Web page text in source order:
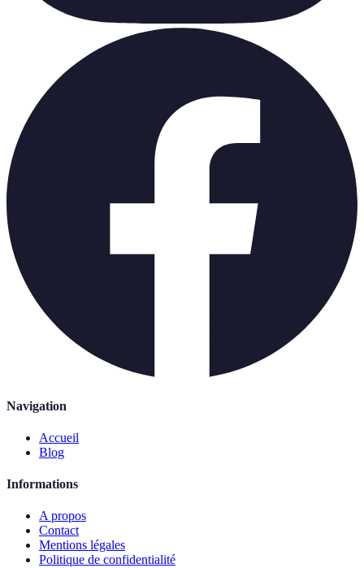
Navigation
Accueil
Blog
Informations
A propos
Contact
Mentions légales
Politique de confidentialité